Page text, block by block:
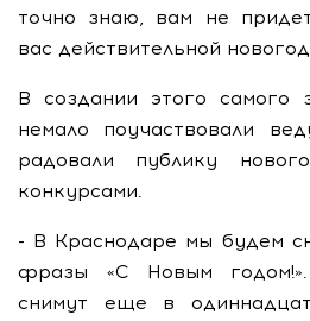
точно знаю, вам не
вас действительной
В создании этого самого
немало поучаствовали
радовали публику
конкурсами.
- В Краснодаре мы будем
фразы «С Новым
снимут еще в